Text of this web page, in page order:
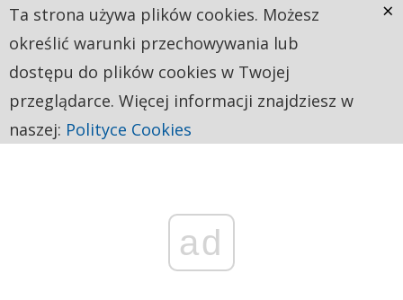
ad
Ta strona używa plików cookies. Możesz
określić warunki przechowywania lub
dostępu do plików cookies w Twojej
przeglądarce. Więcej informacji znajdziesz w
naszej: Polityce Cookies
×